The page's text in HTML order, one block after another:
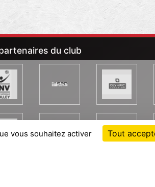
du club
vous souhaitez activer Tout